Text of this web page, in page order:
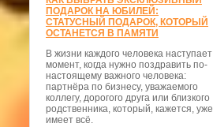
ПОДАРОК НА ЮБИЛЕЙ:
СТАТУСНЫЙ ПОДАРОК, КОТОРЫЙ
ОСТАНЕТСЯ В ПАМЯТИ
В жизни каждого человека наступает
момент, когда нужно поздравить по-
настоящему важного человека:
партнёра по бизнесу, уважаемого
коллегу, дорогого друга или близкого
родственника, который, кажется, уже
имеет всё.